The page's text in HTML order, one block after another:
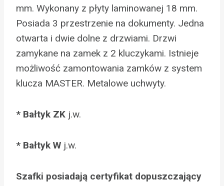
mm. Wykonany z płyty laminowanej 18 mm.
Posiada 3 przestrzenie na dokumenty. Jedna
otwarta i dwie dolne z drzwiami. Drzwi
zamykane na zamek z 2 kluczykami. Istnieje
możliwość zamontowania zamków z system
klucza MASTER. Metalowe uchwyty.
* Bałtyk ZK j.w.
* Bałtyk W j.w.
Szafki posiadają certyfikat dopuszczający